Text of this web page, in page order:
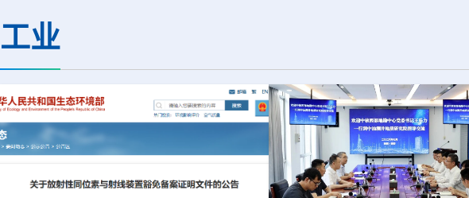
多层结构时存在局限，例如常用的时域
热反射法难以区分不同材料层中的热传
题...
加速...
工业